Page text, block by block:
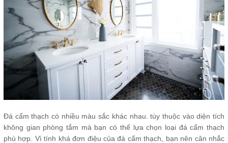
Đá cẩm thạch có nhiều màu sắc khác nhau. tùy thuộc vào diện tích
không gian phòng tắm mà bạn có thể lựa chọn loại đá cẩm thạch
phù hợp. Vì tính khá đơn điệu của đá cẩm thạch, bạn nên cân nhắc